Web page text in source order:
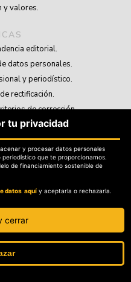
y valores.
editorial.
datos personales.
y periodístico.
rectificación.
de corrección.
pedidos de retiro de contenidos.
tu privacidad
y procesar datos personales
que te proporcionamos.
de financiamiento sostenible de
datos aquí y aceptarla o rechazarla.
cerrar